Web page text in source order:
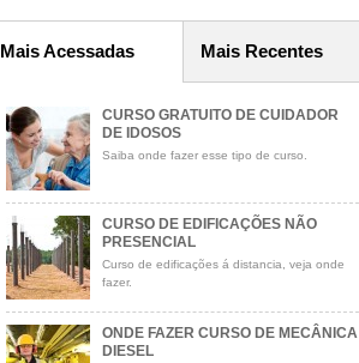
Mais Acessadas Mais Recentes
CURSO GRATUITO DE CUIDADOR
DE IDOSOS
Saiba onde fazer esse tipo de curso.
CURSO DE EDIFICAÇÕES NÃO
PRESENCIAL
Curso de edificações á distancia, veja onde
fazer.
ONDE FAZER CURSO DE MECÂNICA
DIESEL